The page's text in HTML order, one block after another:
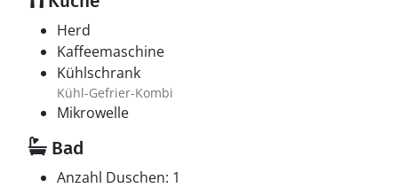
Herd
Kaffeemaschine
Kühlschrank
Kühl-Gefrier-Kombi
Mikrowelle
Bad
Anzahl Duschen: 1